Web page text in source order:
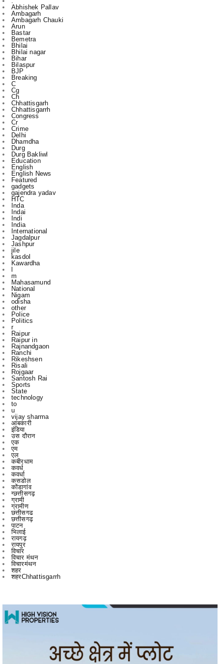
Bastar
Bemetra
Bhilai
Bhilai nagar
Bihar
Bilaspur
BJP
Breaking
C
Cg
Ch
Chhattisgarh
Chhattisgarrh
Congress
Cr
Crime
Delhi
Dhamdha
Durg
Durg Bakliwl
Education
English
English News
Featured
gadgets
gajendra yadav
HTC
Inda
Indai
Indi
India
International
Jagdalpur
Jashpur
jile
kasdol
Kawardha
l
m
Mahasamund
National
Nigam
odisha
other
Police
Politics
r
Raipur
Raipur in
Rajnandgaon
Ranchi
Rikeshsen
Risali
Rojgaar
Santosh Rai
Sports
State
technology
to
u
vijay sharma
आबकारी
इंडिया
उस दौरान
एक
एम
एल
कबीरधाम
कवर्ध
कवर्धा
कसडोल
कोंडागांव
ग्छत्तीसगढ़
ग्रामी
ग्रामीण
छत्तीसगढ
छत्तीसगढ़
पाटन
भिलाई
रायगढ़
रायपुर
विचार
विचार मंथन
विचारमंथन
शहर
शहरChhattisgarrh